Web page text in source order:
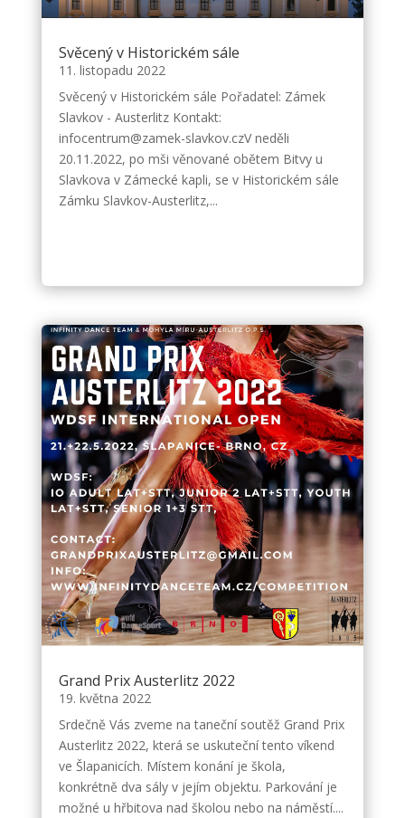
Svěcený v Historickém sále
11. listopadu 2022
Svěcený v Historickém sále Pořadatel: Zámek
Slavkov - Austerlitz Kontakt:
infocentrum@zamek-slavkov.czV neděli
20.11.2022, po mši věnované obětem Bitvy u
Slavkova v Zámecké kapli, se v Historickém sále
Zámku Slavkov-Austerlitz,...
Grand Prix Austerlitz 2022
19. května 2022
Srdečně Vás zveme na taneční soutěž Grand Prix
Austerlitz 2022, která se uskuteční tento víkend
ve Šlapanicích. Místem konání je škola,
konkrétně dva sály v jejím objektu. Parkování je
možné u hřbitova nad školou nebo na náměstí....